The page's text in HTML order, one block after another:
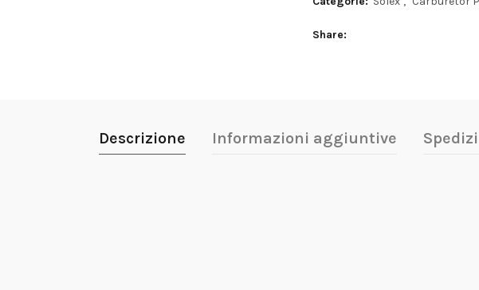
Share
Descrizione Informazioni aggiuntive